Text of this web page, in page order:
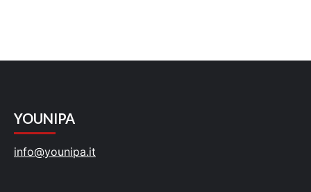
YOUNIPA
info@younipa.it